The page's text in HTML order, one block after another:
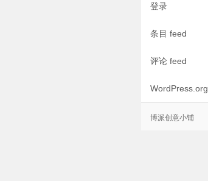
登录
条目 feed
评论 feed
WordPress.org